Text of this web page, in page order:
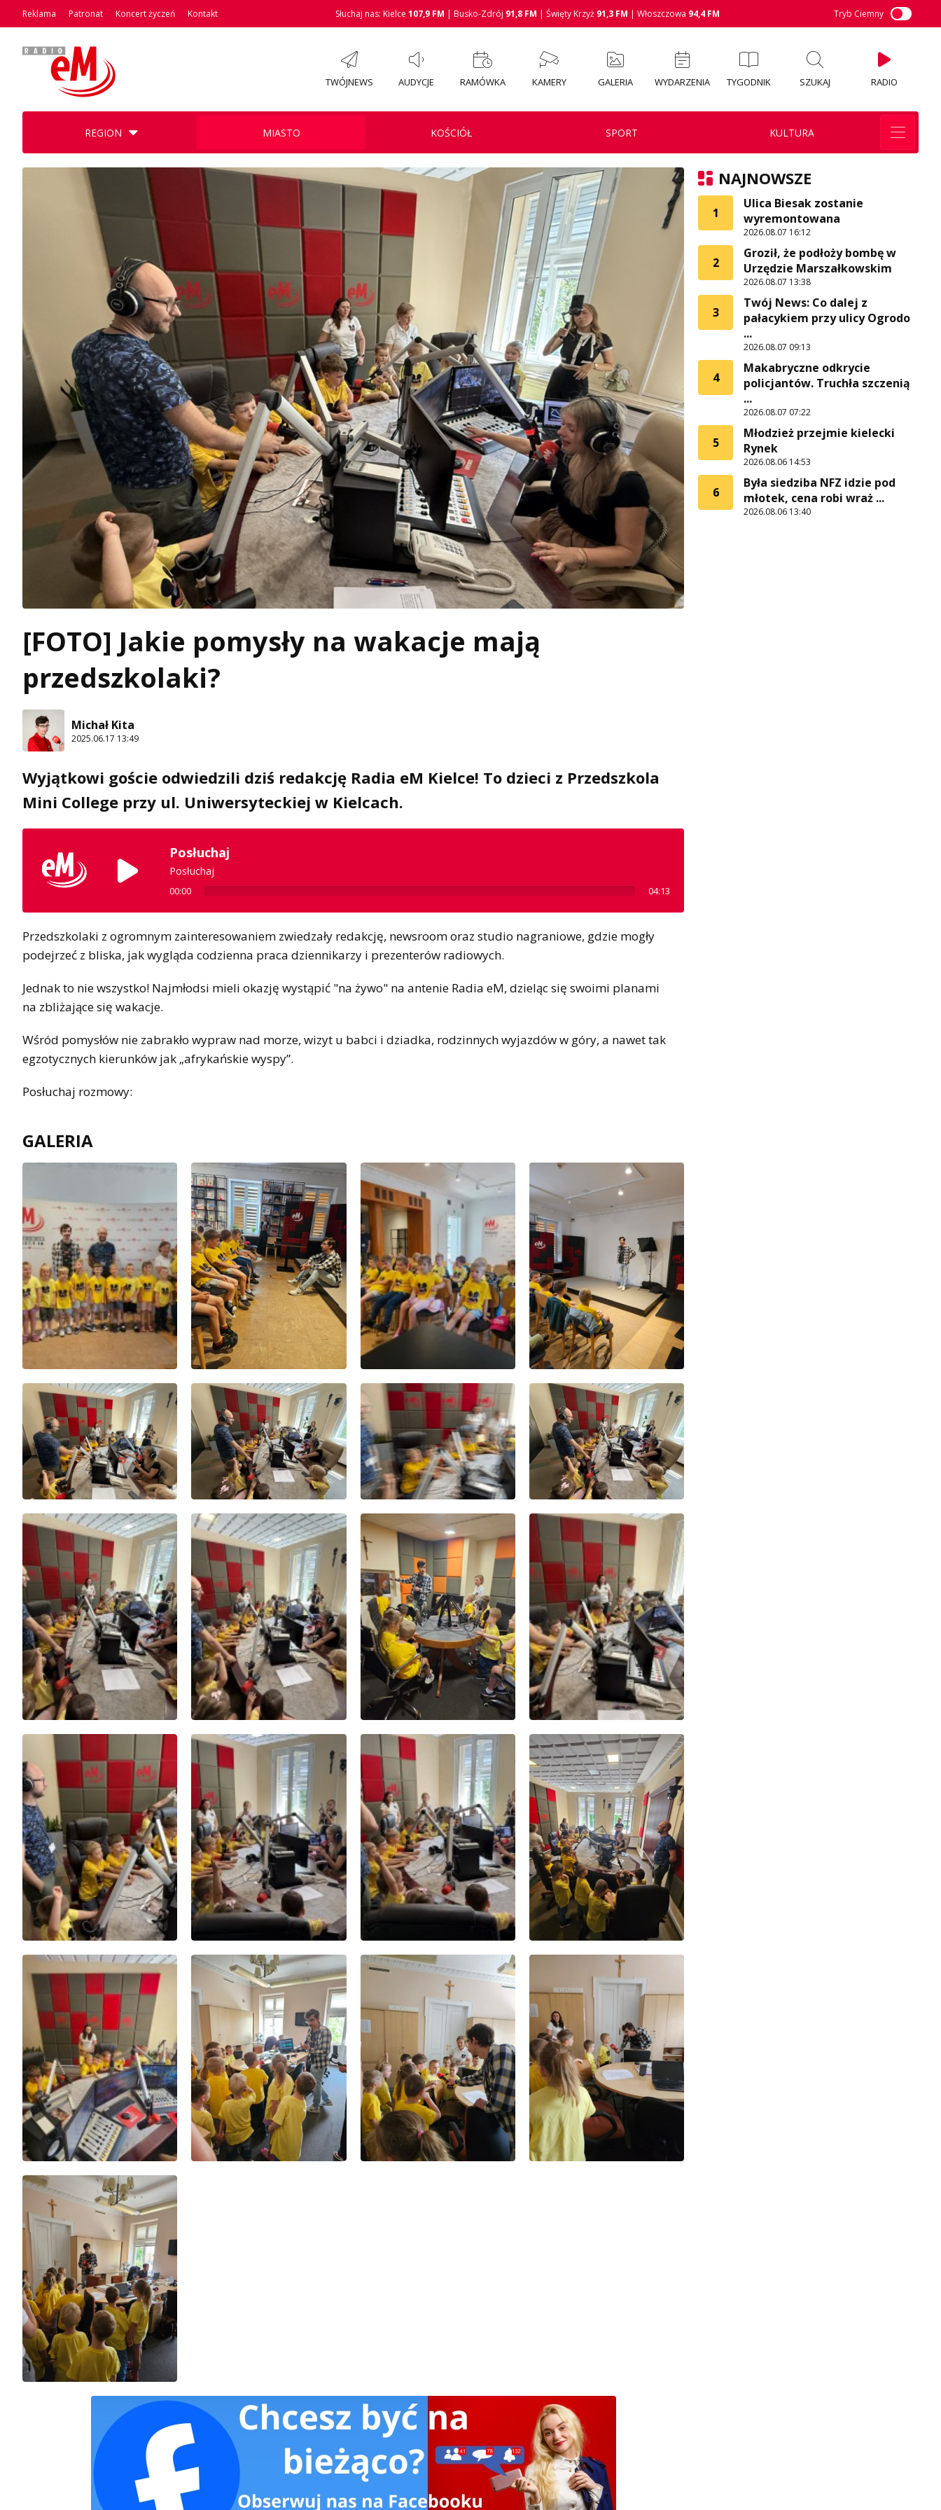
Reklama Patronat Koncert życzeń Kontakt Słuchaj nas: Kielce 107,9 FM | Busko-Zdrój 91,8 FM | Święty Krzyż 91,3 FM | Włoszczowa 94,4 FM Tryb Ciemny
TWÓJNEWS AUDYCJE RAMÓWKA KAMERY GALERIA WYDARZENIA TYGODNIK SZUKAJ RADIO
REGION MIASTO KOŚCIÓŁ SPORT KULTURA
[FOTO] Jakie pomysły na wakacje mają
przedszkolaki?
Michał Kita
2025.06.17 13:49
Wyjątkowi goście odwiedzili dziś redakcję Radia eM Kielce! To dzieci z Przedszkola
Mini College przy ul. Uniwersyteckiej w Kielcach.
Posłuchaj
Posłuchaj
00:00 04:13
Przedszkolaki z ogromnym zainteresowaniem zwiedzały redakcję, newsroom oraz studio nagraniowe, gdzie mogły
podejrzeć z bliska, jak wygląda codzienna praca dziennikarzy i prezenterów radiowych.
Jednak to nie wszystko! Najmłodsi mieli okazję wystąpić "na żywo" na antenie Radia eM, dzieląc się swoimi planami
na zbliżające się wakacje.
Wśród pomysłów nie zabrakło wypraw nad morze, wizyt u babci i dziadka, rodzinnych wyjazdów w góry, a nawet tak
egzotycznych kierunków jak „afrykańskie wyspy”.
Posłuchaj rozmowy:
GALERIA
NAJNOWSZE
1
Ulica Biesak zostanie
wyremontowana
2026.08.07 16:12
2
Groził, że podłoży bombę w
Urzędzie Marszałkowskim
2026.08.07 13:38
3
Twój News: Co dalej z
pałacykiem przy ulicy Ogrodo
...
2026.08.07 09:13
4
Makabryczne odkrycie
policjantów. Truchła szczenią
...
2026.08.07 07:22
5
Młodzież przejmie kielecki
Rynek
2026.08.06 14:53
6
Była siedziba NFZ idzie pod
młotek, cena robi wraż ...
2026.08.06 13:40